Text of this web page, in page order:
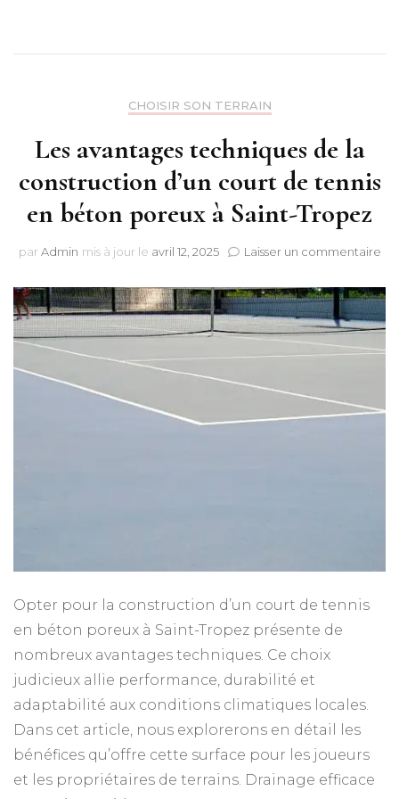
CHOISIR SON TERRAIN
Les avantages techniques de la
construction d’un court de tennis
en béton poreux à Saint-Tropez
par Admin mis à jour le avril 12, 2025 Laisser un commentairesur
de
de
Opter pour la construction d’un court de tennis
en béton poreux à Saint-Tropez présente de
nombreux avantages techniques. Ce choix
judicieux allie performance, durabilité et
adaptabilité aux conditions climatiques locales.
Dans cet article, nous explorerons en détail les
bénéfices qu’offre cette surface pour les joueurs
et les propriétaires de terrains.​ Drainage efficace